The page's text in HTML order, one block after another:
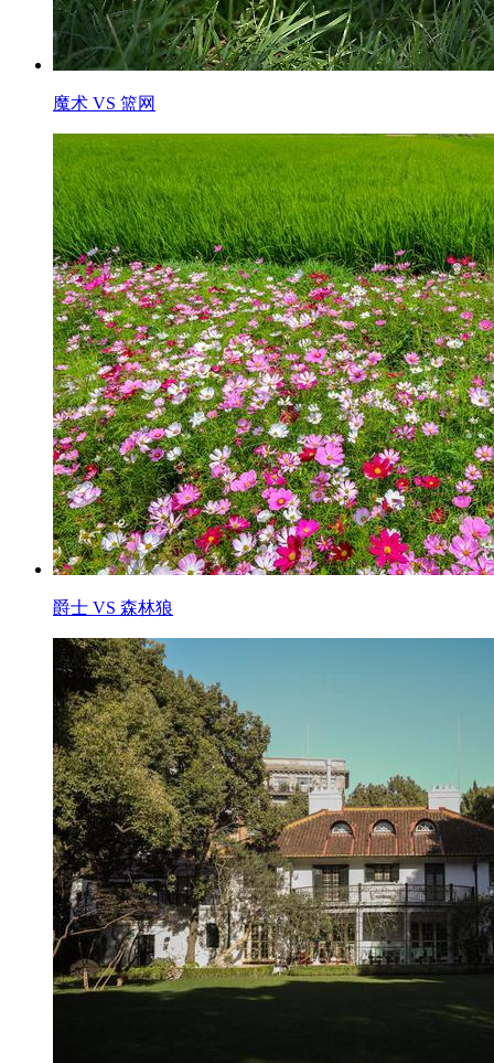
魔术 VS 篮网
爵士 VS 森林狼